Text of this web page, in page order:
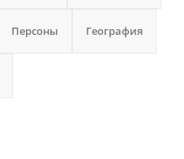
Персоны География